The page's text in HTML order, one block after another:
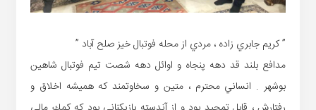
” كريم جابري زاده ، مردي از محله فوتبال خيز صلح آباد ”
مدافع بلند قد دهه پنجاه و اوائل دهه شصت تيم فوتبال شاهين
بوشهر . انساني محترم ، متين و سخاوتمند كه هميشه اخلاق و